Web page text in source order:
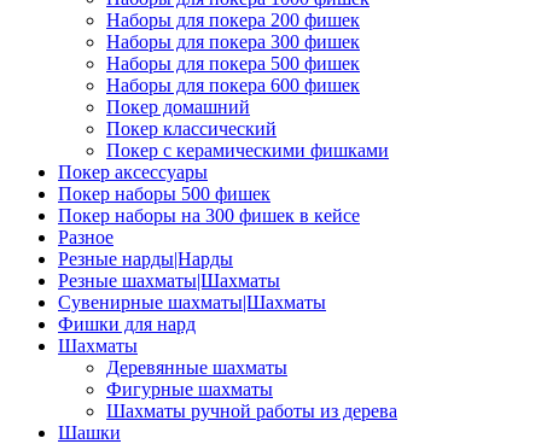
Наборы для покера 200 фишек
Наборы для покера 300 фишек
Наборы для покера 500 фишек
Наборы для покера 600 фишек
Покер домашний
Покер классический
Покер с керамическими фишками
Покер аксессуары
Покер наборы 500 фишек
Покер наборы на 300 фишек в кейсе
Разное
Резные нарды|Нарды
Резные шахматы|Шахматы
Сувенирные шахматы|Шахматы
Фишки для нард
Шахматы
Деревянные шахматы
Фигурные шахматы
Шахматы ручной работы из дерева
Шашки